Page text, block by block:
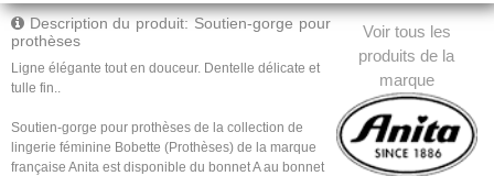
Voir tous les
produits de la
marque
Description du produit: Soutien-gorge pour
prothèses
Ligne élégante tout en douceur. Dentelle délicate et
tulle fin..
Soutien-gorge pour prothèses de la collection de
lingerie féminine Bobette (Prothèses) de la marque
française Anita est disponible du bonnet A au bonnet